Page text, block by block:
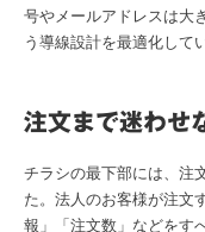
号やメールアドレスは大
う導線設計を最適化して
注文まで迷わせ
チラシの最下部には、注
た。法人のお客様が注文
報」「注文数」などをす